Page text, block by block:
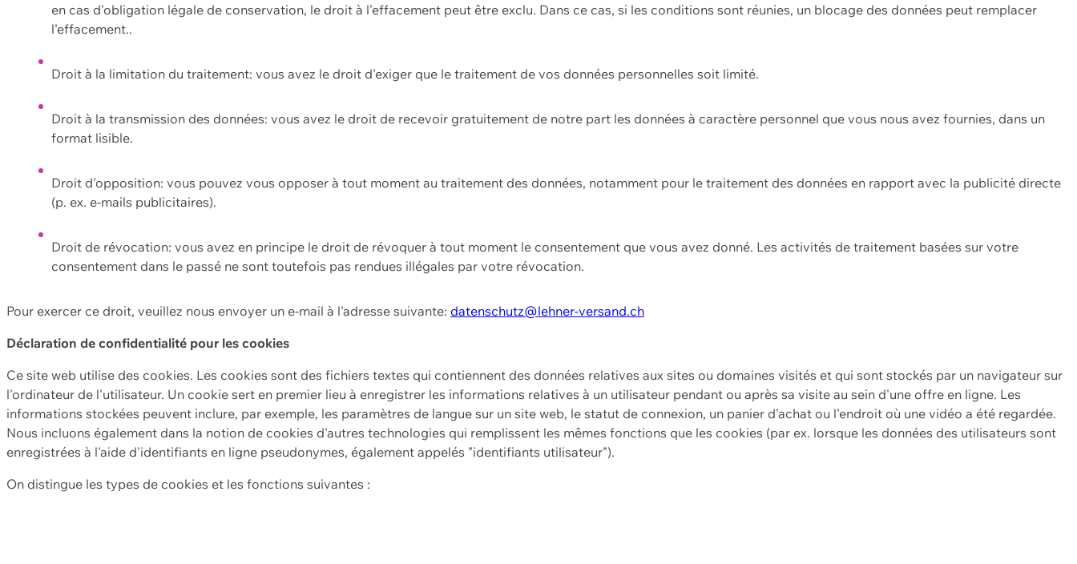
en cas d'obligation légale de conservation, le droit à l'effacement peut être exclu. Dans ce cas, si les conditions sont réunies, un blocage des données peut remplacer
l'effacement..
Droit à la limitation du traitement: vous avez le droit d'exiger que le traitement de vos données personnelles soit limité.
Droit à la transmission des données: vous avez le droit de recevoir gratuitement de notre part les données à caractère personnel que vous nous avez fournies, dans un
format lisible.
Droit d'opposition: vous pouvez vous opposer à tout moment au traitement des données, notamment pour le traitement des données en rapport avec la publicité directe
(p. ex. e-mails publicitaires).
Droit de révocation: vous avez en principe le droit de révoquer à tout moment le consentement que vous avez donné. Les activités de traitement basées sur votre
consentement dans le passé ne sont toutefois pas rendues illégales par votre révocation.
Pour exercer ce droit, veuillez nous envoyer un e-mail à l'adresse suivante: datenschutz@lehner-versand.ch
Déclaration de confidentialité pour les cookies
Ce site web utilise des cookies. Les cookies sont des fichiers textes qui contiennent des données relatives aux sites ou domaines visités et qui sont stockés par un navigateur sur
l'ordinateur de l'utilisateur. Un cookie sert en premier lieu à enregistrer les informations relatives à un utilisateur pendant ou après sa visite au sein d'une offre en ligne. Les
informations stockées peuvent inclure, par exemple, les paramètres de langue sur un site web, le statut de connexion, un panier d'achat ou l'endroit où une vidéo a été regardée.
Nous incluons également dans la notion de cookies d'autres technologies qui remplissent les mêmes fonctions que les cookies (par ex. lorsque les données des utilisateurs sont
enregistrées à l'aide d'identifiants en ligne pseudonymes, également appelés "identifiants utilisateur").
On distingue les types de cookies et les fonctions suivantes :